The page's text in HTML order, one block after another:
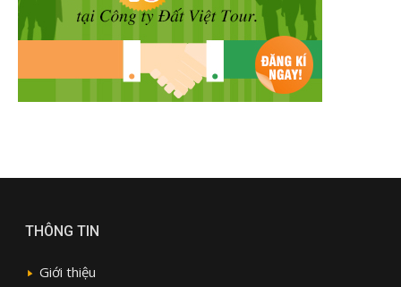
THÔNG TIN
Giới thiệu